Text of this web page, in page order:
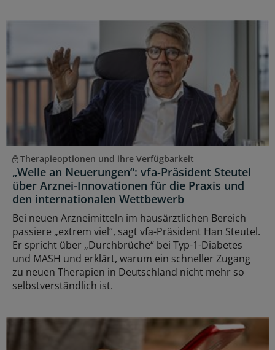
Therapieoptionen und ihre Verfügbarkeit
„Welle an Neuerungen“: vfa-Präsident Steutel
über Arznei-Innovationen für die Praxis und
den internationalen Wettbewerb
Bei neuen Arzneimitteln im hausärztlichen Bereich
passiere „extrem viel“, sagt vfa-Präsident Han Steutel.
Er spricht über „Durchbrüche“ bei Typ-1-Diabetes
und MASH und erklärt, warum ein schneller Zugang
zu neuen Therapien in Deutschland nicht mehr so
selbstverständlich ist.